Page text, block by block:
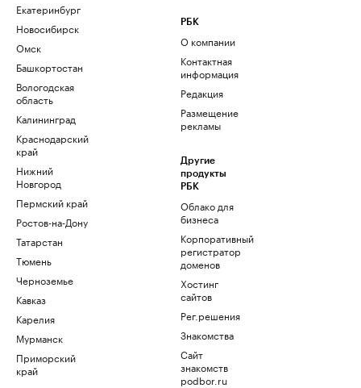
Екатеринбург
Новосибирск
Омск
Башкортостан
Вологодская
область
Калининград
Краснодарский
край
Нижний
Новгород
Пермский край
Ростов-на-Дону
Татарстан
Тюмень
Черноземье
Кавказ
Карелия
Мурманск
Приморский
край
РБК
О компании
Контактная
информация
Редакция
Размещение
рекламы
Другие
продукты
РБК
Облако для
бизнеса
Корпоративный
регистратор
доменов
Хостинг
сайтов
Рег.решения
Знакомства
Сайт
знакомств
podbor.ru